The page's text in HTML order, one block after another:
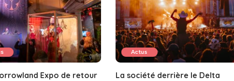
Expo de retour
Actus
La société derrière le Delta